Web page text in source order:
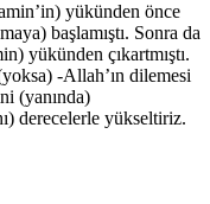
yükünden önce
başlamıştı. Sonra da
yükünden çıkartmıştı.
-Allah’ın dilemesi
(yanında)
derecelerle yükseltiriz.